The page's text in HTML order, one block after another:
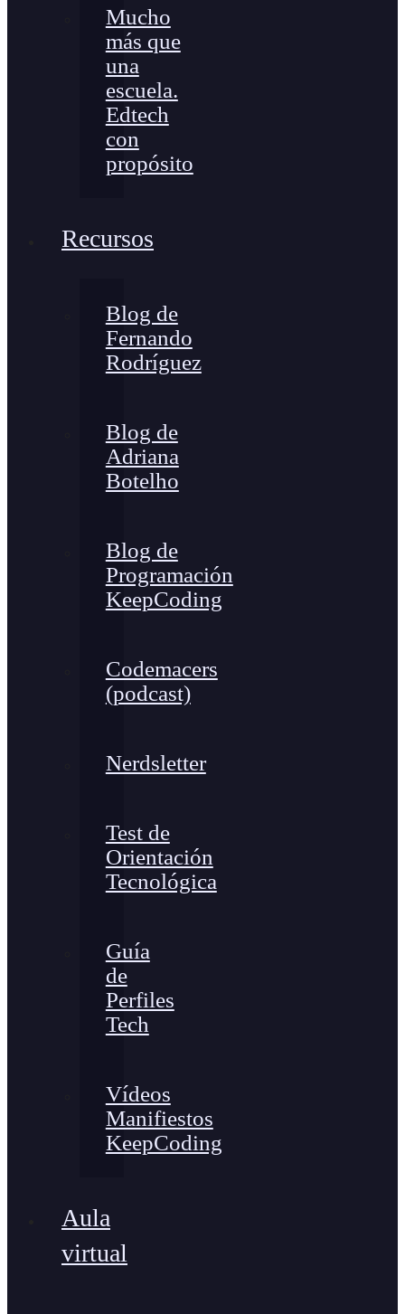
Mucho
más que
una
escuela.
Edtech
con
propósito
Recursos
Blog de
Fernando
Rodríguez
Blog de
Adriana
Botelho
Blog de
Programación
KeepCoding
Codemacers
(podcast)
Nerdsletter
Test de
Orientación
Tecnológica
Guía
de
Perfiles
Tech
Vídeos
Manifiestos
KeepCoding
Aula
virtual